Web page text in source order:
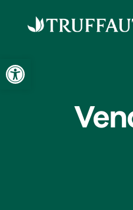
Ouvrir la barre d’outils